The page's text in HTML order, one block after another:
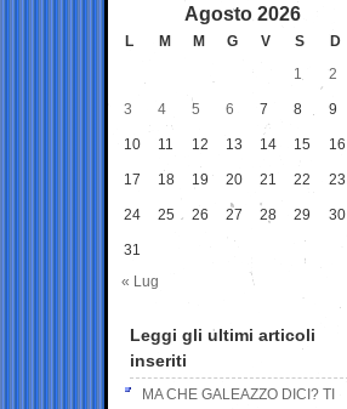
Agosto 2026
L M M G V S
D
1
2
3 4 5 6 7 8 9
10 11 12 13 14 15 16
17 18 19 20 21 22 23
24 25 26 27 28 29 30
31
« Lug
Leggi gli ultimi articoli
inseriti
MA CHE GALEAZZO DICI? TI